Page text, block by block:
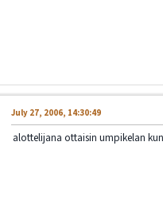
July 27, 2006, 14:30:49
alottelijana ottaisin umpikelan